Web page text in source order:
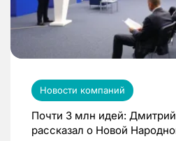
Новости компаний
Почти 3 млн идей:
рассказал о Новой